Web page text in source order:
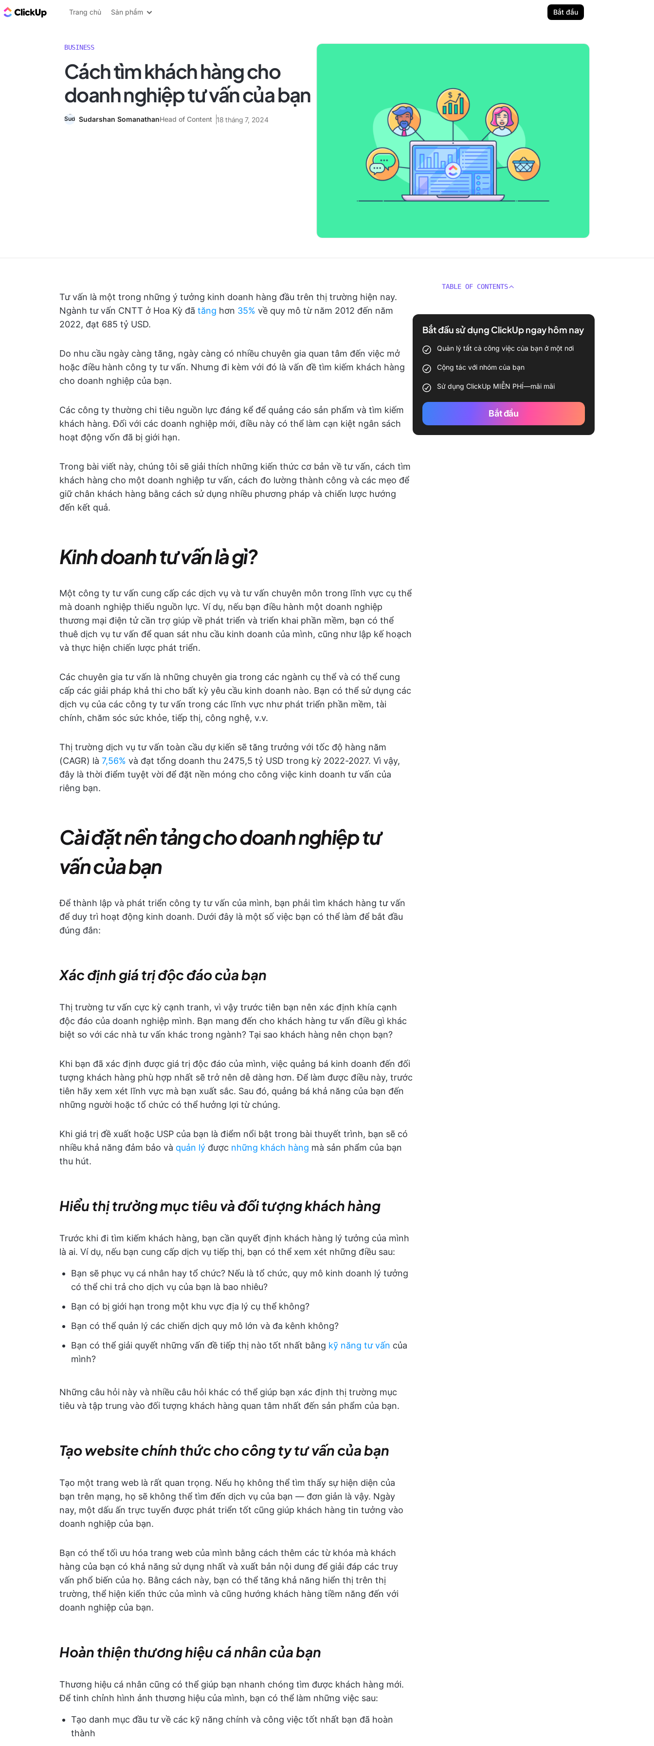
ClickUp Blog
Trang chủ Sản phẩm Bắt đầu
BUSINESS
Cách tìm khách hàng cho
doanh nghiệp tư vấn của bạn
Sudarshan SomanathanHead of Content 18 tháng 7, 2024
Tư vấn là một trong những ý tưởng kinh doanh hàng đầu trên thị trường hiện nay.
Ngành tư vấn CNTT ở Hoa Kỳ đã tăng hơn 35% về quy mô từ năm 2012 đến năm
2022, đạt 685 tỷ USD.
Do nhu cầu ngày càng tăng, ngày càng có nhiều chuyên gia quan tâm đến việc mở
hoặc điều hành công ty tư vấn. Nhưng đi kèm với đó là vấn đề tìm kiếm khách hàng
cho doanh nghiệp của bạn.
Các công ty thường chi tiêu nguồn lực đáng kể để quảng cáo sản phẩm và tìm kiếm
khách hàng. Đối với các doanh nghiệp mới, điều này có thể làm cạn kiệt ngân sách
hoạt động vốn đã bị giới hạn.
Trong bài viết này, chúng tôi sẽ giải thích những kiến thức cơ bản về tư vấn, cách tìm
khách hàng cho một doanh nghiệp tư vấn, cách đo lường thành công và các mẹo để
giữ chân khách hàng bằng cách sử dụng nhiều phương pháp và chiến lược hướng
đến kết quả.
Kinh doanh tư vấn là gì?
Một công ty tư vấn cung cấp các dịch vụ và tư vấn chuyên môn trong lĩnh vực cụ thể
mà doanh nghiệp thiếu nguồn lực. Ví dụ, nếu bạn điều hành một doanh nghiệp
thương mại điện tử cần trợ giúp về phát triển và triển khai phần mềm, bạn có thể
thuê dịch vụ tư vấn để quan sát nhu cầu kinh doanh của mình, cũng như lập kế hoạch
và thực hiện chiến lược phát triển.
Các chuyên gia tư vấn là những chuyên gia trong các ngành cụ thể và có thể cung
cấp các giải pháp khả thi cho bất kỳ yêu cầu kinh doanh nào. Bạn có thể sử dụng các
dịch vụ của các công ty tư vấn trong các lĩnh vực như phát triển phần mềm, tài
chính, chăm sóc sức khỏe, tiếp thị, công nghệ, v.v.
Thị trường dịch vụ tư vấn toàn cầu dự kiến sẽ tăng trưởng với tốc độ hàng năm
(CAGR) là 7,56% và đạt tổng doanh thu 2475,5 tỷ USD trong kỳ 2022-2027. Vì vậy,
đây là thời điểm tuyệt vời để đặt nền móng cho công việc kinh doanh tư vấn của
riêng bạn.
Cài đặt nền tảng cho doanh nghiệp tư
vấn của bạn
Để thành lập và phát triển công ty tư vấn của mình, bạn phải tìm khách hàng tư vấn
để duy trì hoạt động kinh doanh. Dưới đây là một số việc bạn có thể làm để bắt đầu
đúng đắn:
Xác định giá trị độc đáo của bạn
Thị trường tư vấn cực kỳ cạnh tranh, vì vậy trước tiên bạn nên xác định khía cạnh
độc đáo của doanh nghiệp mình. Bạn mang đến cho khách hàng tư vấn điều gì khác
biệt so với các nhà tư vấn khác trong ngành? Tại sao khách hàng nên chọn bạn?
Khi bạn đã xác định được giá trị độc đáo của mình, việc quảng bá kinh doanh đến đối
tượng khách hàng phù hợp nhất sẽ trở nên dễ dàng hơn. Để làm được điều này, trước
tiên hãy xem xét lĩnh vực mà bạn xuất sắc. Sau đó, quảng bá khả năng của bạn đến
những người hoặc tổ chức có thể hưởng lợi từ chúng.
Khi giá trị đề xuất hoặc USP của bạn là điểm nổi bật trong bài thuyết trình, bạn sẽ có
nhiều khả năng đảm bảo và quản lý được những khách hàng mà sản phẩm của bạn
thu hút.
Hiểu thị trường mục tiêu và đối tượng khách hàng
Trước khi đi tìm kiếm khách hàng, bạn cần quyết định khách hàng lý tưởng của mình
là ai. Ví dụ, nếu bạn cung cấp dịch vụ tiếp thị, bạn có thể xem xét những điều sau:
Bạn sẽ phục vụ cá nhân hay tổ chức? Nếu là tổ chức, quy mô kinh doanh lý tưởng
có thể chi trả cho dịch vụ của bạn là bao nhiêu?
Bạn có bị giới hạn trong một khu vực địa lý cụ thể không?
Bạn có thể quản lý các chiến dịch quy mô lớn và đa kênh không?
Bạn có thể giải quyết những vấn đề tiếp thị nào tốt nhất bằng kỹ năng tư vấn của
mình?
Những câu hỏi này và nhiều câu hỏi khác có thể giúp bạn xác định thị trường mục
tiêu và tập trung vào đối tượng khách hàng quan tâm nhất đến sản phẩm của bạn.
Tạo website chính thức cho công ty tư vấn của bạn
Tạo một trang web là rất quan trọng. Nếu họ không thể tìm thấy sự hiện diện của
bạn trên mạng, họ sẽ không thể tìm đến dịch vụ của bạn — đơn giản là vậy. Ngày
nay, một dấu ấn trực tuyến được phát triển tốt cũng giúp khách hàng tin tưởng vào
doanh nghiệp của bạn.
Bạn có thể tối ưu hóa trang web của mình bằng cách thêm các từ khóa mà khách
hàng của bạn có khả năng sử dụng nhất và xuất bản nội dung để giải đáp các truy
vấn phổ biến của họ. Bằng cách này, bạn có thể tăng khả năng hiển thị trên thị
trường, thể hiện kiến thức của mình và cũng hướng khách hàng tiềm năng đến với
doanh nghiệp của bạn.
Hoàn thiện thương hiệu cá nhân của bạn
Thương hiệu cá nhân cũng có thể giúp bạn nhanh chóng tìm được khách hàng mới.
Để tinh chỉnh hình ảnh thương hiệu của mình, bạn có thể làm những việc sau:
Tạo danh mục đầu tư về các kỹ năng chính và công việc tốt nhất bạn đã hoàn
thành
TABLE OF CONTENTS
Bắt đầu sử dụng ClickUp ngay hôm nay
Quản lý tất cả công việc của bạn ở một nơi
Cộng tác với nhóm của bạn
Sử dụng ClickUp MIỄN PHÍ—mãi mãi
Bắt đầu